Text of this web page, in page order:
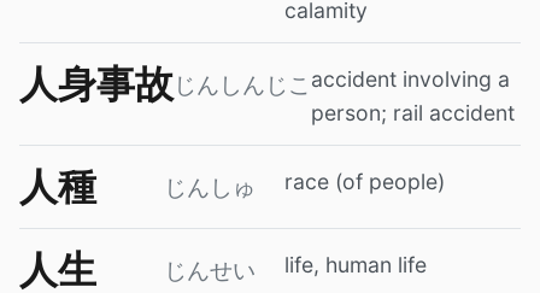
calamity
人身事故じんしんじこ accident involving a
person; rail accident
人種 じんしゅ race (of people)
人生 じんせい life, human life